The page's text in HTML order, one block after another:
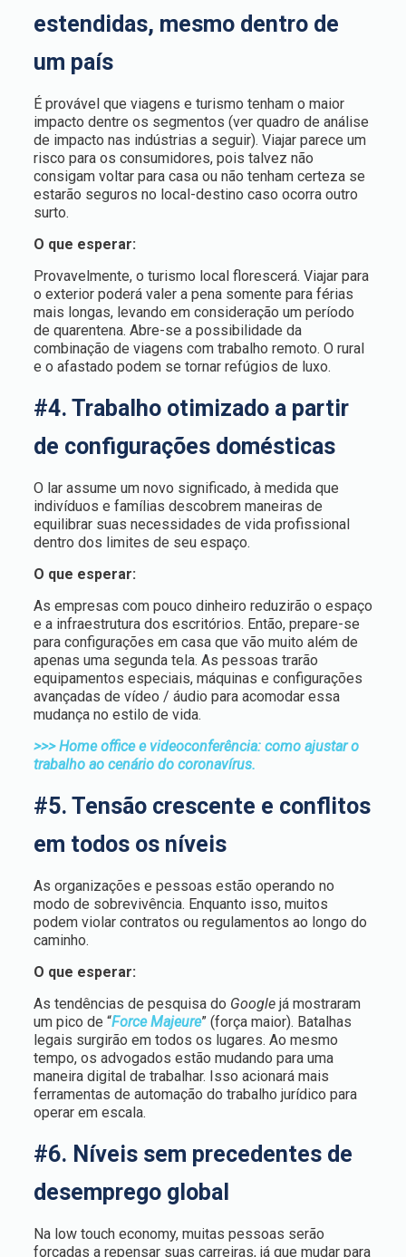
estendidas, mesmo dentro de
um país
É provável que viagens e turismo tenham o maior
impacto dentre os segmentos (ver quadro de análise
de impacto nas indústrias a seguir). Viajar parece um
risco para os consumidores, pois talvez não
consigam voltar para casa ou não tenham certeza se
estarão seguros no local-destino caso ocorra outro
surto.
O que esperar:
Provavelmente, o turismo local florescerá. Viajar para
o exterior poderá valer a pena somente para férias
mais longas, levando em consideração um período
de quarentena. Abre-se a possibilidade da
combinação de viagens com trabalho remoto. O rural
e o afastado podem se tornar refúgios de luxo.
#4. Trabalho otimizado a partir
de configurações domésticas
O lar assume um novo significado, à medida que
indivíduos e famílias descobrem maneiras de
equilibrar suas necessidades de vida profissional
dentro dos limites de seu espaço.
O que esperar:
As empresas com pouco dinheiro reduzirão o espaço
e a infraestrutura dos escritórios. Então, prepare-se
para configurações em casa que vão muito além de
apenas uma segunda tela. As pessoas trarão
equipamentos especiais, máquinas e configurações
avançadas de vídeo / áudio para acomodar essa
mudança no estilo de vida.
>>> Home office e videoconferência: como ajustar o
trabalho ao cenário do coronavírus.
#5. Tensão crescente e conflitos
em todos os níveis
As organizações e pessoas estão operando no
modo de sobrevivência. Enquanto isso, muitos
podem violar contratos ou regulamentos ao longo do
caminho.
O que esperar:
As tendências de pesquisa do Googlejá mostraram
um pico de “Force Majeure” (força maior). Batalhas
legais surgirão em todos os lugares. Ao mesmo
tempo, os advogados estão mudando para uma
maneira digital de trabalhar. Isso acionará mais
ferramentas de automação do trabalho jurídico para
operar em escala.
#6. Níveis sem precedentes de
desemprego global
Na low touch economy, muitas pessoas serão
forçadas a repensar suas carreiras, já que mudar para